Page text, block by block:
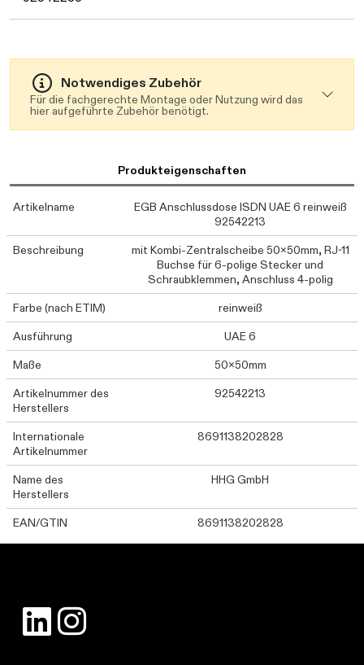
Notwendiges Zubehör
Für die fachgerechte Montage oder Nutzung wird das
hier aufgeführte Zubehör benötigt.
Produkteigenschaften
Artikelname
EGB Anschlussdose ISDN UAE 6 reinweiß
92542213
Beschreibung
mit Kombi-Zentralscheibe 50x50mm, RJ-11
Buchse für 6-polige Stecker und
Schraubklemmen, Anschluss 4-polig
Farbe (nach ETIM)
reinweiß
Ausführung
UAE 6
Maße
50x50mm
Artikelnummer des
Herstellers
92542213
Internationale
Artikelnummer
8691138202828
Name des
Herstellers
HHG GmbH
EAN/GTIN 8691138202828